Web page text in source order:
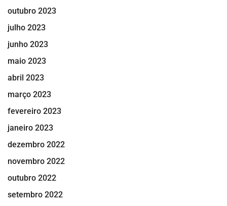
outubro 2023
julho 2023
junho 2023
maio 2023
abril 2023
março 2023
fevereiro 2023
janeiro 2023
dezembro 2022
novembro 2022
outubro 2022
setembro 2022